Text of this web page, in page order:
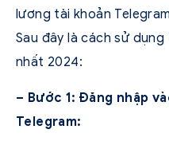
lương tài khoản
Sau đây là cách sử dụng
nhất 2024:
– Bước 1: Đăng nhập
Telegram: